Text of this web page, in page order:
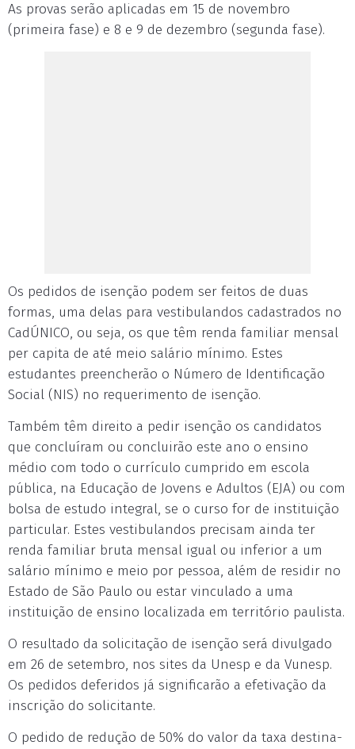
As provas serão aplicadas em 15 de novembro
(primeira fase) e 8 e 9 de dezembro (segunda fase).
Os pedidos de isenção podem ser feitos de duas
formas, uma delas para vestibulandos cadastrados no
CadÚNICO, ou seja, os que têm renda familiar mensal
per capita de até meio salário mínimo. Estes
estudantes preencherão o Número de Identificação
Social (NIS) no requerimento de isenção.
Também têm direito a pedir isenção os candidatos
que concluíram ou concluirão este ano o ensino
médio com todo o currículo cumprido em escola
pública, na Educação de Jovens e Adultos (EJA) ou com
bolsa de estudo integral, se o curso for de instituição
particular. Estes vestibulandos precisam ainda ter
renda familiar bruta mensal igual ou inferior a um
salário mínimo e meio por pessoa, além de residir no
Estado de São Paulo ou estar vinculado a uma
instituição de ensino localizada em território paulista.
O resultado da solicitação de isenção será divulgado
em 26 de setembro, nos sites da Unesp e da Vunesp.
Os pedidos deferidos já significarão a efetivação da
inscrição do solicitante.
O pedido de redução de 50% do valor da taxa destina-